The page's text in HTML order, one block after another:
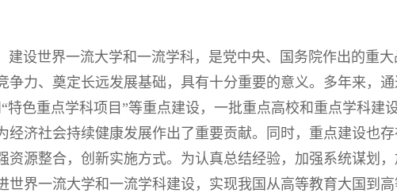
国发
设世界一流大学和一流学科，是党中央、国务院作出的重
争力、奠定长远发展基础，具有十分重要的意义。多年来，
“特色重点学科项目”等重点建设，一批重点高校和重点学科
经济社会持续健康发展作出了重要贡献。同时，重点建设也
资源整合，创新实施方式。为认真总结经验，加强系统谋划
世界一流大学和一流学科建设，实现我国从高等教育大国到